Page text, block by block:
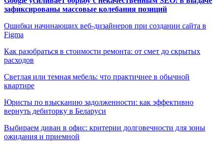
зафиксированы массовые колебания позиций
Ошибки начинающих веб-дизайнеров при создании сайта в
Figma
Как разобраться в стоимости ремонта: от смет до скрытых
расходов
Светлая или темная мебель: что практичнее в обычной
квартире
Юристы по взысканию задолженности: как эффективно
вернуть дебиторку в Беларуси
Выбираем диван в офис: критерии долговечности для зоны
ожидания и приемной